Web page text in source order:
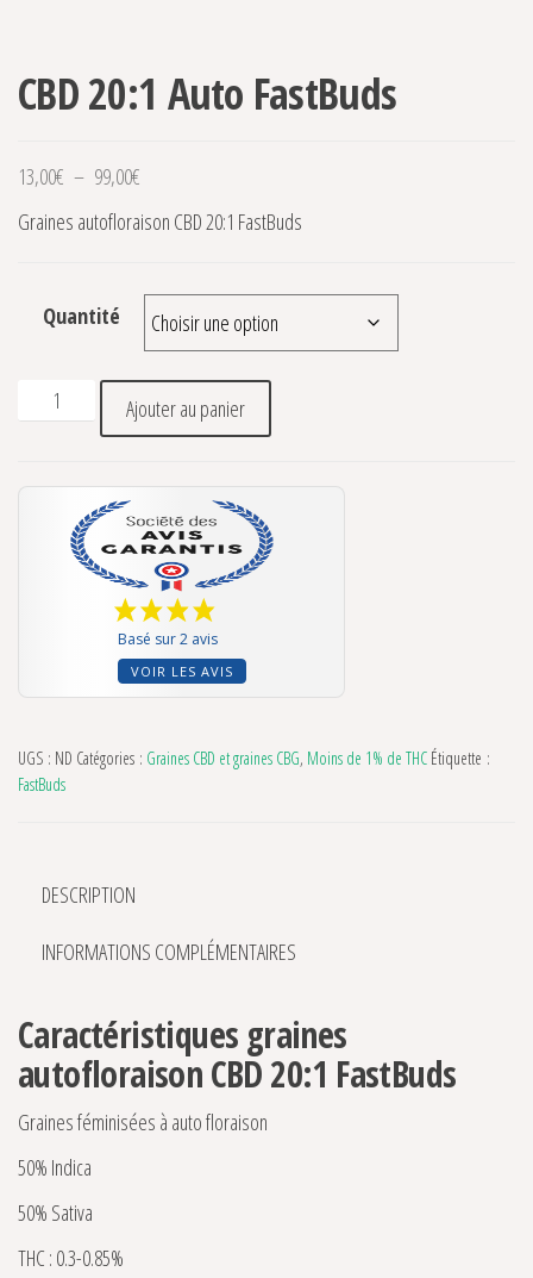
CBD 20:1 Auto FastBuds
13,00€ – 99,00€
Graines autofloraison CBD 20:1 FastBuds
Quantité
quantité de CBD 20:1 Auto FastBuds
Ajouter au panier
Basé sur 2 avis
VOIR LES AVIS
UGS : ND Catégories : Graines CBD et graines CBG, Moins de 1% de THC Étiquette :
FastBuds
DESCRIPTION
INFORMATIONS COMPLÉMENTAIRES
Caractéristiques graines
autofloraison CBD 20:1 FastBuds
Graines féminisées à auto floraison
50% Indica
50% Sativa
THC : 0.3-0.85%